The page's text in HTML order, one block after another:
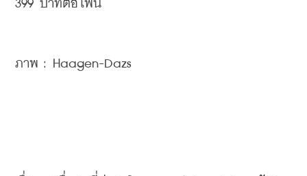
399 บาทต่อ ไพน์
ภาพ : Haagen-Dazs